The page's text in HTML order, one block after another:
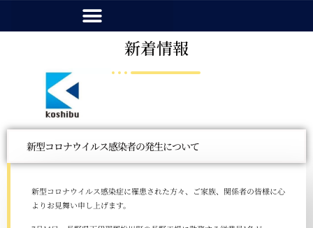
新着情報
新型コロナウイルス感染者の発生について
新型コロナウイルス感染症に罹患された方々、ご家族、関係者の皆様に心
よりお見舞い申し上げます。